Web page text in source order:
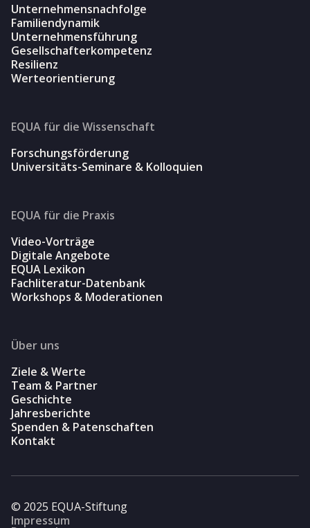
Unternehmensnachfolge
Familiendynamik
Unternehmensführung
Gesellschafterkompetenz
Resilienz
Werteorientierung
EQUA für die Wissenschaft
Forschungsförderung
Universitäts-Seminare & Kolloquien
EQUA für die Praxis
Video-Vorträge
Digitale Angebote
EQUA Lexikon
Fachliteratur-Datenbank
Workshops & Moderationen
Über uns
Ziele & Werte
Team & Partner
Geschichte
Jahresberichte
Spenden & Patenschaften
Kontakt
© 2025 EQUA-Stiftung
Impressum